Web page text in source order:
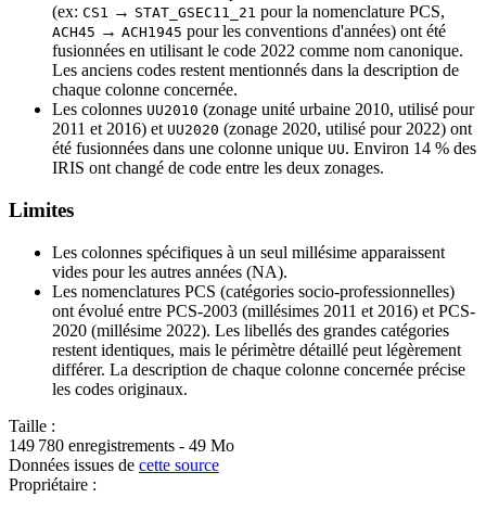
(ex: CS1 → STAT_GSEC11_21 pour la nomenclature PCS,
ACH45 → ACH1945 pour les conventions d'années) ont été
fusionnées en utilisant le code 2022 comme nom canonique.
Les anciens codes restent mentionnés dans la description de
chaque colonne concernée.
Les colonnes UU2010 (zonage unité urbaine 2010, utilisé pour
2011 et 2016) et UU2020 (zonage 2020, utilisé pour 2022) ont
été fusionnées dans une colonne unique UU. Environ 14 % des
IRIS ont changé de code entre les deux zonages.
Limites
Les colonnes spécifiques à un seul millésime apparaissent
vides pour les autres années (NA).
Les nomenclatures PCS (catégories socio-professionnelles)
ont évolué entre PCS-2003 (millésimes 2011 et 2016) et PCS-
2020 (millésime 2022). Les libellés des grandes catégories
restent identiques, mais le périmètre détaillé peut légèrement
différer. La description de chaque colonne concernée précise
les codes originaux.
Taille :
149 780 enregistrements - 49 Mo
Données issues de cette source
Propriétaire :